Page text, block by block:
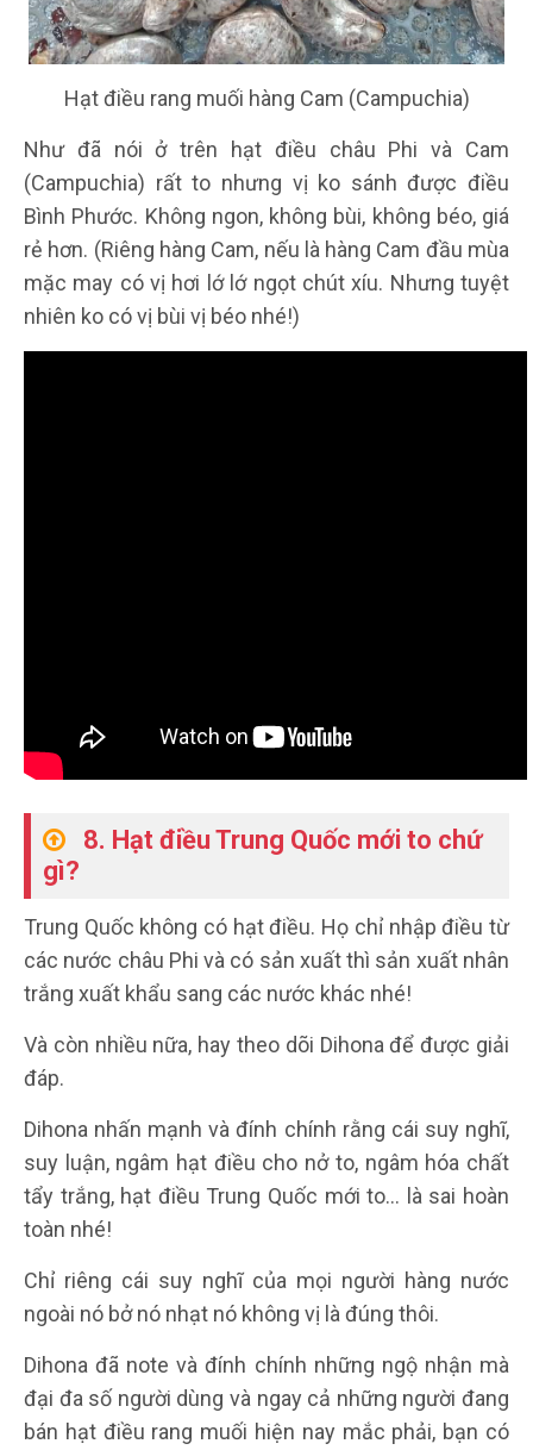
Hạt điều rang muối hàng Cam (Campuchia)
Như đã nói ở trên hạt điều châu Phi và Cam
(Campuchia) rất to nhưng vị ko sánh được điều
Bình Phước. Không ngon, không bùi, không béo, giá
rẻ hơn. (Riêng hàng Cam, nếu là hàng Cam đầu mùa
mặc may có vị hơi lớ lớ ngọt chút xíu. Nhưng tuyệt
nhiên ko có vị bùi vị béo nhé!)
8. Hạt điều Trung Quốc mới to chứ
gì?
Trung Quốc không có hạt điều. Họ chỉ nhập điều từ
các nước châu Phi và có sản xuất thì sản xuất nhân
trắng xuất khẩu sang các nước khác nhé!
Và còn nhiều nữa, hay theo dõi Dihona để được giải
đáp.
Dihona nhấn mạnh và đính chính rằng cái suy nghĩ,
suy luận, ngâm hạt điều cho nở to, ngâm hóa chất
tẩy trắng, hạt điều Trung Quốc mới to… là sai hoàn
toàn nhé!
Chỉ riêng cái suy nghĩ của mọi người hàng nước
ngoài nó bở nó nhạt nó không vị là đúng thôi.
Dihona đã note và đính chính những ngộ nhận mà
đại đa số người dùng và ngay cả những người đang
bán hạt điều rang muối hiện nay mắc phải, bạn có